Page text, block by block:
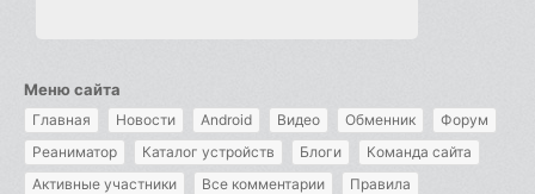
Меню сайта
Главная Новости Android Видео Обменник
Форум
Реаниматор
Каталог устройств Блоги
Команда сайта
Активные участники
Все комментарии Правила